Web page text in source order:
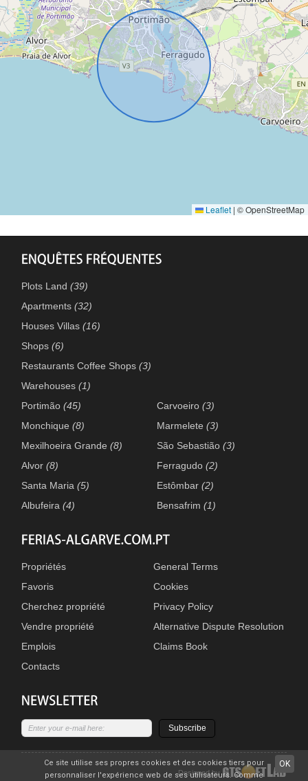
Leaflet | © OpenStreetMap
Plots Land(39)
Apartments(32)
Houses Villas(16)
Shops(6)
Restaurants Coffee Shops(3)
Warehouses(1)
Portimão(45)
Monchique(8)
Mexilhoeira Grande(8)
Alvor(8)
Santa Maria(5)
Albufeira(4)
Carvoeiro(3)
Marmelete(3)
São Sebastião(3)
Ferragudo(2)
Estômbar(2)
Bensafrim(1)
Propriétés
Favoris
Cherchez propriété
Vendre propriété
Emplois
Contacts
General Terms
Cookies
Privacy Policy
Alternative Dispute Resolution
Claims Book
Subscribe
Designed by
OK
Ce site utilise ses propres cookies et des cookies tiers pour
personnaliser l'expérience web de ses utilisateurs. Comme